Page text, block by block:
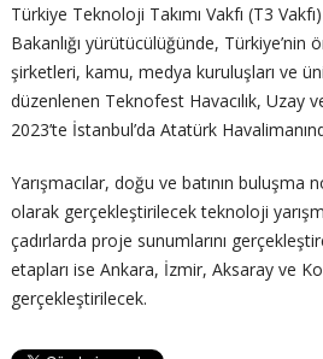
Türkiye Teknoloji Takımı Vakfı (T3
Bakanlığı yürütücülüğünde, Türkiye’nin
şirketleri, kamu, medya kuruluşları ve
düzenlenen Teknofest Havacılık, Uzay
2023’te İstanbul’da Atatürk
Yarışmacılar, doğu ve batının buluşma
olarak gerçekleştirilecek teknoloji
çadırlarda proje sunumlarını
etapları ise Ankara, İzmir, Aksaray ve
gerçekleştirilecek.